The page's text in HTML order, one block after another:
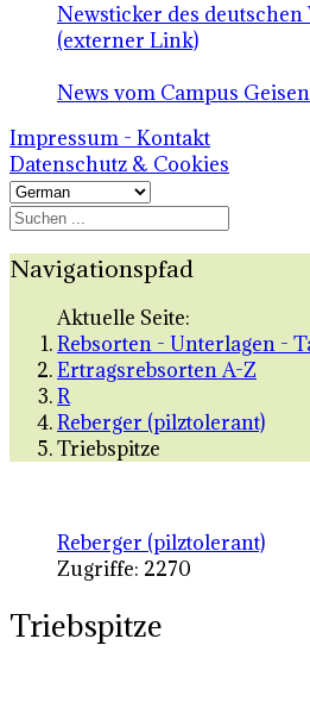
Newsticker des
(externer Link)
News vom Campus
Impressum - Kontakt
Datenschutz & Cookies
Navigationspfad
Aktuelle Seite:
Rebsorten - Unterlagen -
Ertragsrebsorten A-Z
R
Reberger (pilztolerant)
Triebspitze
Reberger (pilztolerant)
Zugriffe: 2270
Triebspitze